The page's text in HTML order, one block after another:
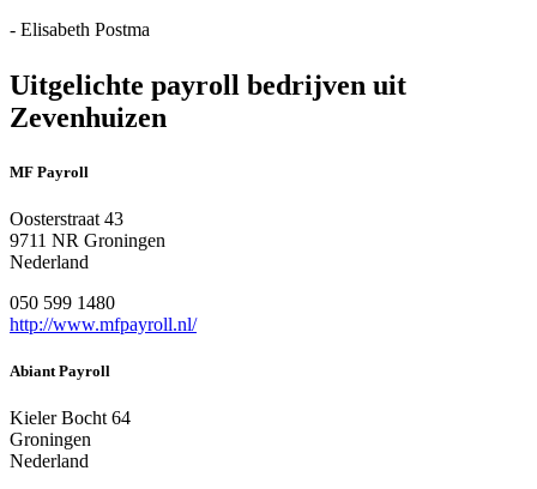
- Elisabeth Postma
Uitgelichte payroll bedrijven uit
Zevenhuizen
MF Payroll
Oosterstraat 43
9711 NR Groningen
Nederland
050 599 1480
http://www.mfpayroll.nl/
Abiant Payroll
Kieler Bocht 64
Groningen
Nederland